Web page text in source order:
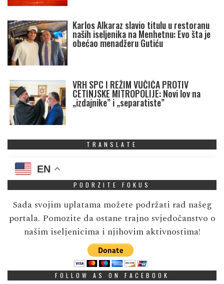
Karlos Alkaraz slavio titulu u restoranu
naših iseljenika na Menhetnu: Evo šta je
obećao menadžeru Gutiću
VRH SPC I REŽIM VUČIĆA PROTIV
CETINJSKE MITROPOLIJE: Novi lov na
„izdajnike” i „separatiste”
TRANSLATE
EN
PODRZITE FOKUS
Sada svojim uplatama možete podržati rad našeg
portala. Pomozite da ostane trajno svjedočanstvo o
našim iseljenicima i njihovim aktivnostima!
FOLLOW AS ON FACEBOOK